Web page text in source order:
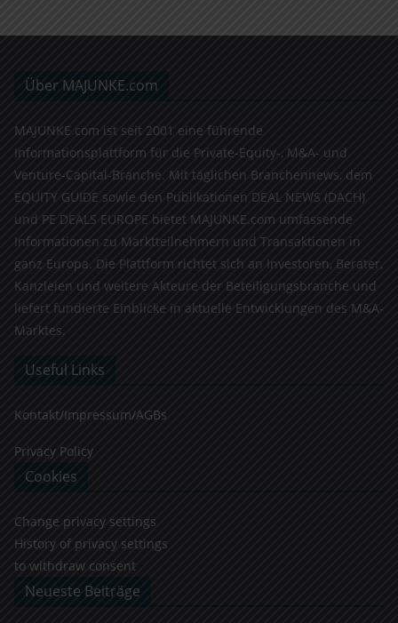
Über MAJUNKE.com
MAJUNKE.com ist seit 2001 eine führende
Informationsplattform für die Private-Equity-, M&A- und
Venture-Capital-Branche. Mit täglichen Branchennews, dem
EQUITY GUIDE sowie den Publikationen DEAL NEWS (DACH)
und PE DEALS EUROPE bietet MAJUNKE.com umfassende
Informationen zu Marktteilnehmern und Transaktionen in
ganz Europa. Die Plattform richtet sich an Investoren, Berater,
Kanzleien und weitere Akteure der Beteiligungsbranche und
liefert fundierte Einblicke in aktuelle Entwicklungen des M&A-
Marktes.
Useful Links
Kontakt/Impressum/AGBs
Privacy Policy
Cookies
Change privacy settings
History of privacy settings
to withdraw consent
Neueste Beiträge